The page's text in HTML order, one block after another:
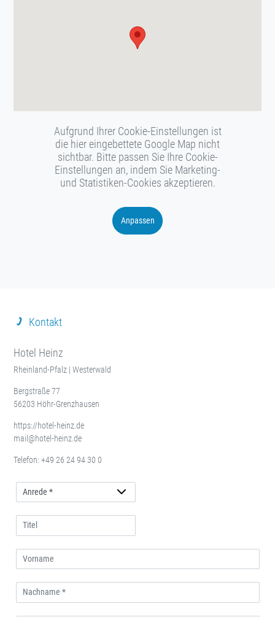
Aufgrund Ihrer Cookie-Einstellungen ist
die hier eingebettete Google Map nicht
sichtbar. Bitte passen Sie Ihre Cookie-
Einstellungen an, indem Sie Marketing-
und Statistiken-Cookies akzeptieren.
Anpassen
Kontakt
Hotel Heinz
Rheinland-Pfalz | Westerwald
Bergstraße 77
56203 Höhr-Grenzhausen
https://hotel-heinz.de
mail@hotel-heinz.de
Telefon: +49 26 24 94 30 0
Anrede